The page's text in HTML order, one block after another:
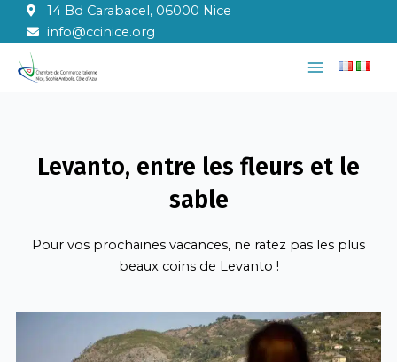
contenu
14 Bd Carabacel, 06000 Nice
info@ccinice.org
Main
Levanto, entre les fleurs et le
sable
Pour vos prochaines vacances, ne ratez pas les plus
beaux coins de Levanto !